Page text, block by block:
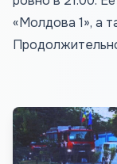
«Молдова 1», а